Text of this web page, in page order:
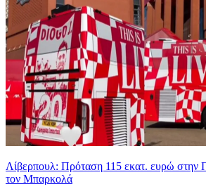
Λίβερπουλ: Πρόταση 115 εκατ. ευρώ στην
τον Μπαρκολά